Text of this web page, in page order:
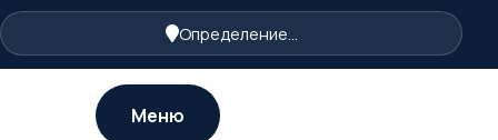
Определение...
Меню